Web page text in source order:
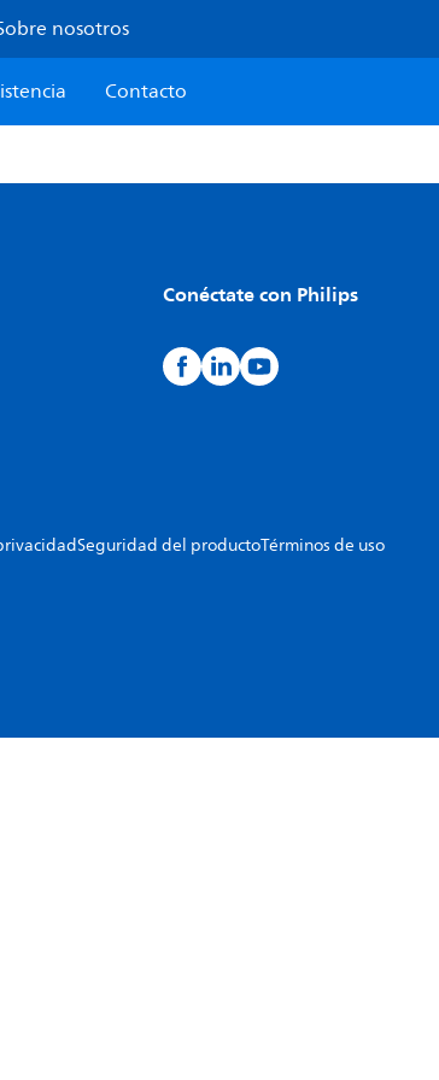
nosotros
Contacto
Conéctate con Philips
Seguridad del productoTérminos de uso